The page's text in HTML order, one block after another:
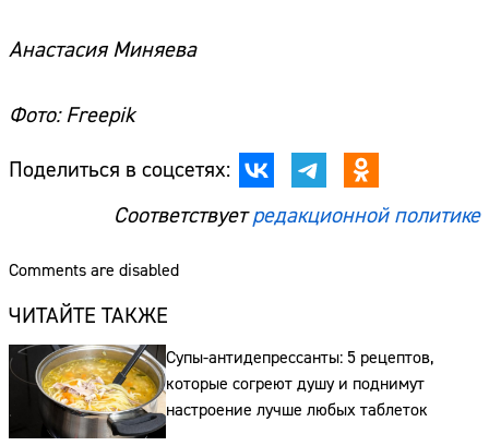
Анастасия Миняева
Фото: Freepik
Поделиться в соцсетях:
Соответствуетредакционной политике
Comments are disabled
ЧИТАЙТЕ ТАКЖЕ
Супы-антидепрессанты: 5 рецептов,
которые согреют душу и поднимут
настроение лучше любых таблеток